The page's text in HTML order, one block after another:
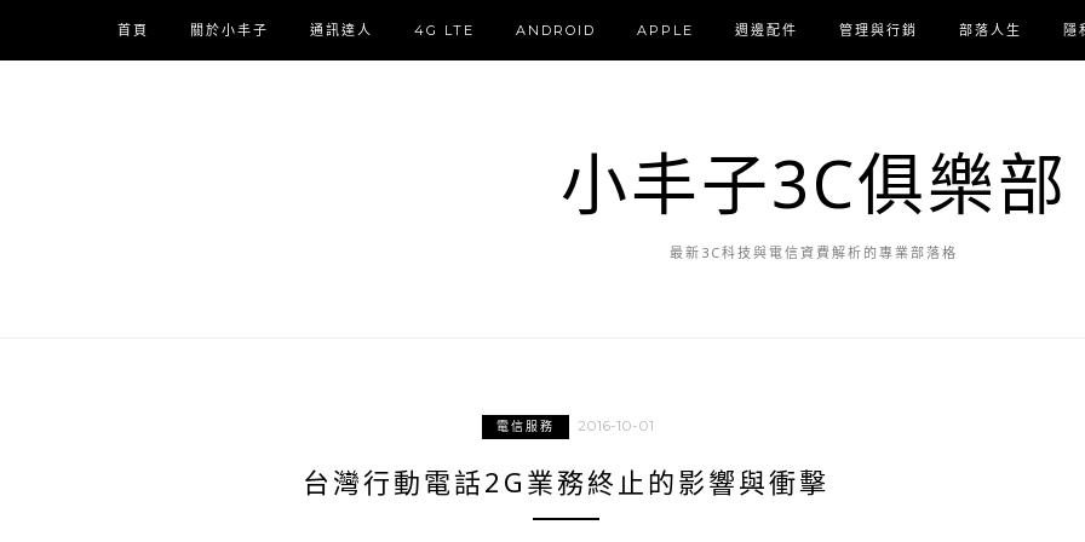
首頁 關於小丰子 通訊達人 4G LTE ANDROID APPLE 週邊配件 管理與行銷 部落人生 隱
小丰子3C俱樂部
最新3C科技與電信資費解析的專業部落格
電信服務 2016-10-01
台灣行動電話2G業務終止的影響與衝擊